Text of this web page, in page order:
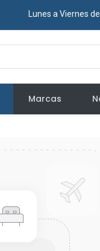
Lunes a Viernes de
Marcas